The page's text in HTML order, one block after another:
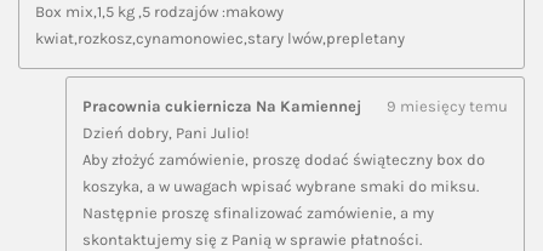
Box mix,1,5 kg ,5 rodzajów :makowy
kwiat,rozkosz,cynamonowiec,stary lwów,prepletany
Pracownia cukiernicza Na Kamiennej
9 miesięcy temu
Dzień dobry, Pani Julio!
Aby złożyć zamówienie, proszę dodać świąteczny box do
koszyka, a w uwagach wpisać wybrane smaki do miksu.
Następnie proszę sfinalizować zamówienie, a my
skontaktujemy się z Panią w sprawie płatności.